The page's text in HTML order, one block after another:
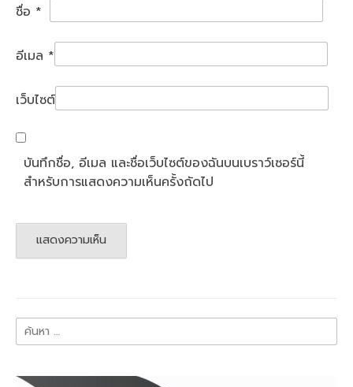
ชื่อ *
อีเมล *
เว็บไซต์
บันทึกชื่อ, อีเมล และชื่อเว็บไซต์ของฉันบนเบราว์เซอร์นี้
สำหรับการแสดงความเห็นครั้งถัดไป
ค้นหา
สำหรับ: